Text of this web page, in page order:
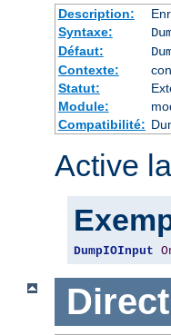
Description:
Syntaxe:
Défaut:
Contexte:
Statut:
Module:
Compatibilité:
Active
DumpIOInput